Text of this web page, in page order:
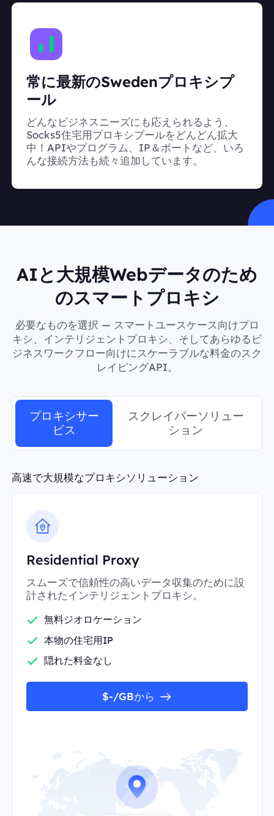
常に最新のSwedenプロキシプ
ール
どんなビジネスニーズにも応えられるよう、
Socks5住宅用プロキシプールをどんどん拡大
中！APIやプログラム、IP＆ポートなど、いろ
んな接続方法も続々追加しています。
AIと大規模Webデータのため
のスマートプロキシ
必要なものを選択 — スマートユースケース向けプロ
キシ、インテリジェントプロキシ、そしてあらゆるビ
ジネスワークフロー向けにスケーラブルな料金のスク
レイピングAPI。
プロキシサー
ビス
スクレイパーソリュー
ション
高速で大規模なプロキシソリューション
Residential Proxy
スムーズで信頼性の高いデータ収集のために設
計されたインテリジェントプロキシ。
無料ジオロケーション
本物の住宅用IP
隠れた料金なし
$-/GBから